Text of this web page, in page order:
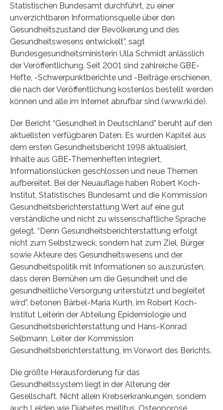
Statistischen Bundesamt durchführt, zu einer
unverzichtbaren Informationsquelle über den
Gesundheitszustand der Bevölkerung und des
Gesundheitswesens entwickelt”, sagt
Bundesgesundheitsministerin Ulla Schmidt anlässlich
der Veröffentlichung. Seit 2001 sind zahlreiche GBE-
Hefte, -Schwerpunktberichte und -Beiträge erschienen,
die nach der Veröffentlichung kostenlos bestellt werden
können und alle im Internet abrufbar sind (www.rki.de).
Der Bericht “Gesundheit in Deutschland” beruht auf den
aktuellsten verfügbaren Daten. Es wurden Kapitel aus
dem ersten Gesundheitsbericht 1998 aktualisiert,
Inhalte aus GBE-Themenheften integriert,
Informationslücken geschlossen und neue Themen
aufbereitet. Bei der Neuauflage haben Robert Koch-
Institut, Statistisches Bundesamt und die Kommission
Gesundheitsberichterstattung Wert auf eine gut
verständliche und nicht zu wissenschaftliche Sprache
gelegt. “Denn Gesundheitsberichterstattung erfolgt
nicht zum Selbstzweck, sondern hat zum Ziel, Bürger
sowie Akteure des Gesundheitswesens und der
Gesundheitspolitik mit Informationen so auszurüsten,
dass deren Bemühen um die Gesundheit und die
gesundheitliche Versorgung unterstützt und begleitet
wird”, betonen Bärbel-Maria Kurth, im Robert Koch-
Institut Leiterin der Abteilung Epidemiologie und
Gesundheitsberichterstattung und Hans-Konrad
Selbmann, Leiter der Kommission
Gesundheitsberichterstattung, im Vorwort des Berichts.
Die größte Herausforderung für das
Gesundheitssystem liegt in der Alterung der
Gesellschaft. Nicht allein Krebserkrankungen, sondern
auch Leiden wie Diabetes mellitus, Osteoporose,